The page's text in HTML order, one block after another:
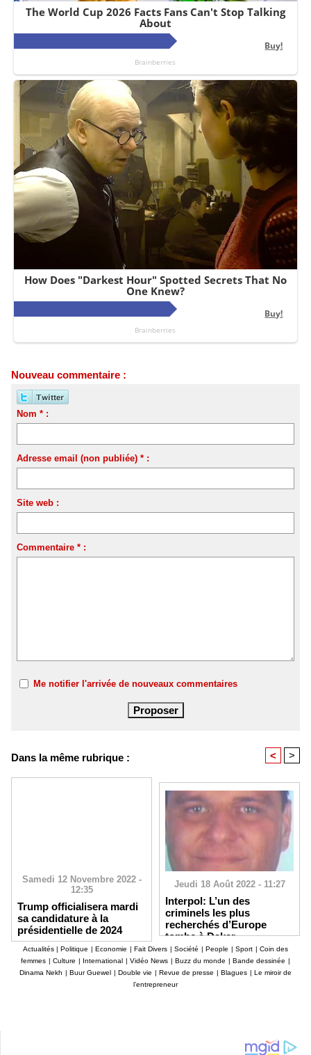
Nouveau commentaire :
Nom * :
Adresse email (non publiée) * :
Site web :
Commentaire * :
Me notifier l'arrivée de nouveaux commentaires
Dans la même rubrique : < >
Samedi 12 Novembre 2022 -
12:35
Trump officialisera mardi
sa candidature à la
présidentielle de 2024
Jeudi 18 Août 2022 - 11:27
Interpol: L’un des
criminels les plus
recherchés d’Europe
tombe à Dakar
Actualités | Politique | Economie | Fait Divers | Société | People | Sport | Coin des
femmes | Culture | International | Vidéo News | Buzz du monde | Bande dessinée |
Dinama Nekh | Buur Guewel | Double vie | Revue de presse | Blagues | Le miroir de
l’entrepreneur